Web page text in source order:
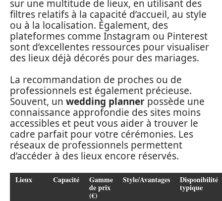
sur une multitude de lieux, en utilisant des
filtres relatifs à la capacité d’accueil, au style
ou à la localisation. Également, des
plateformes comme Instagram ou Pinterest
sont d’excellentes ressources pour visualiser
des lieux déjà décorés pour des mariages.
La recommandation de proches ou de
professionnels est également précieuse.
Souvent, un wedding planner possède une
connaissance approfondie des sites moins
accessibles et peut vous aider à trouver le
cadre parfait pour votre cérémonies. Les
réseaux de professionnels permettent
d’accéder à des lieux encore réservés.
Lieux Capacité Gamme
de prix
(€)
Style/Avantages Disponibilité
typique